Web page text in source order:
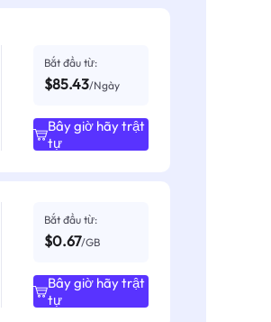
Bắt đầu từ:
$85.43/Ngày
Bây giờ hãy trật
tự
Bắt đầu từ:
$0.67/GB
Bây giờ hãy trật
tự